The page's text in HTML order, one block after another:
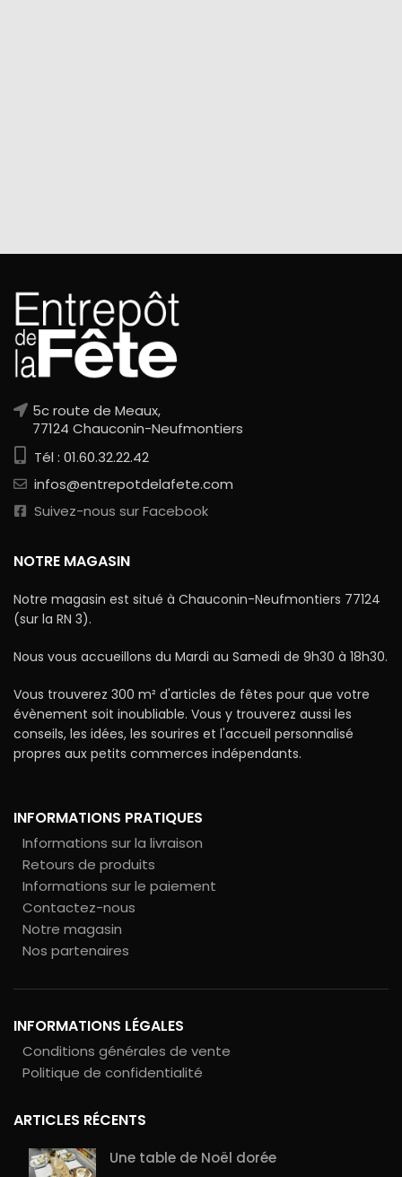
5c route de Meaux,
77124 Chauconin-Neufmontiers
Tél : 01.60.32.22.42
infos@entrepotdelafete.com
Suivez-nous sur Facebook
NOTRE MAGASIN
Notre magasin est situé à Chauconin-Neufmontiers 77124
(sur la RN 3).
Nous vous accueillons du Mardi au Samedi de 9h30 à 18h30.
Vous trouverez 300 m² d'articles de fêtes pour que votre
évènement soit inoubliable. Vous y trouverez aussi les
conseils, les idées, les sourires et l'accueil personnalisé
propres aux petits commerces indépendants.
INFORMATIONS PRATIQUES
Informations sur la livraison
Retours de produits
Informations sur le paiement
Contactez-nous
Notre magasin
Nos partenaires
INFORMATIONS LÉGALES
Conditions générales de vente
Politique de confidentialité
ARTICLES RÉCENTS
Une table de Noël dorée